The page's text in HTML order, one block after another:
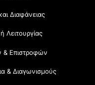
Διαφάνειας
Λειτουργίας
Επιστροφών
& Διαγωνισμούς